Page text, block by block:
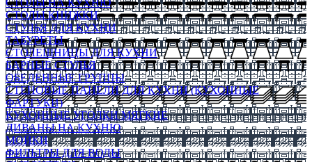
СТОЛЫ НА КУХНЮ
СТОЛЫ КНИЖКИ
СТУЛЬЯ ДЛЯ КУХНИ
ТАБУРЕТЫ
СТОЛЕШНИЦЫ ДЛЯ КУХНИ
БАРНЫЕ СТУЛЬЯ
ОБЕДЕННЫЕ ГРУППЫ
СТЕНОВЫЕ ПАНЕЛИ ДЛЯ КУХНИ (КУХОННЫЕ
ФАРТУКИ)
КУХОННЫЕ УГОЛКИ МЯГКИЕ
ДИВАНЫ НА КУХНЮ
МОЙКИ
ФИЛЬТРЫ ДЛЯ ВОДЫ